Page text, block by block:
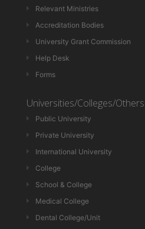
Relevant Ministries
Accreditation Bodies
University Grant Commission
Help Desk
Forms
Universities/Colleges/Others
Public University
Private University
International University
College
School & College
Medical College
Dental College/Unit